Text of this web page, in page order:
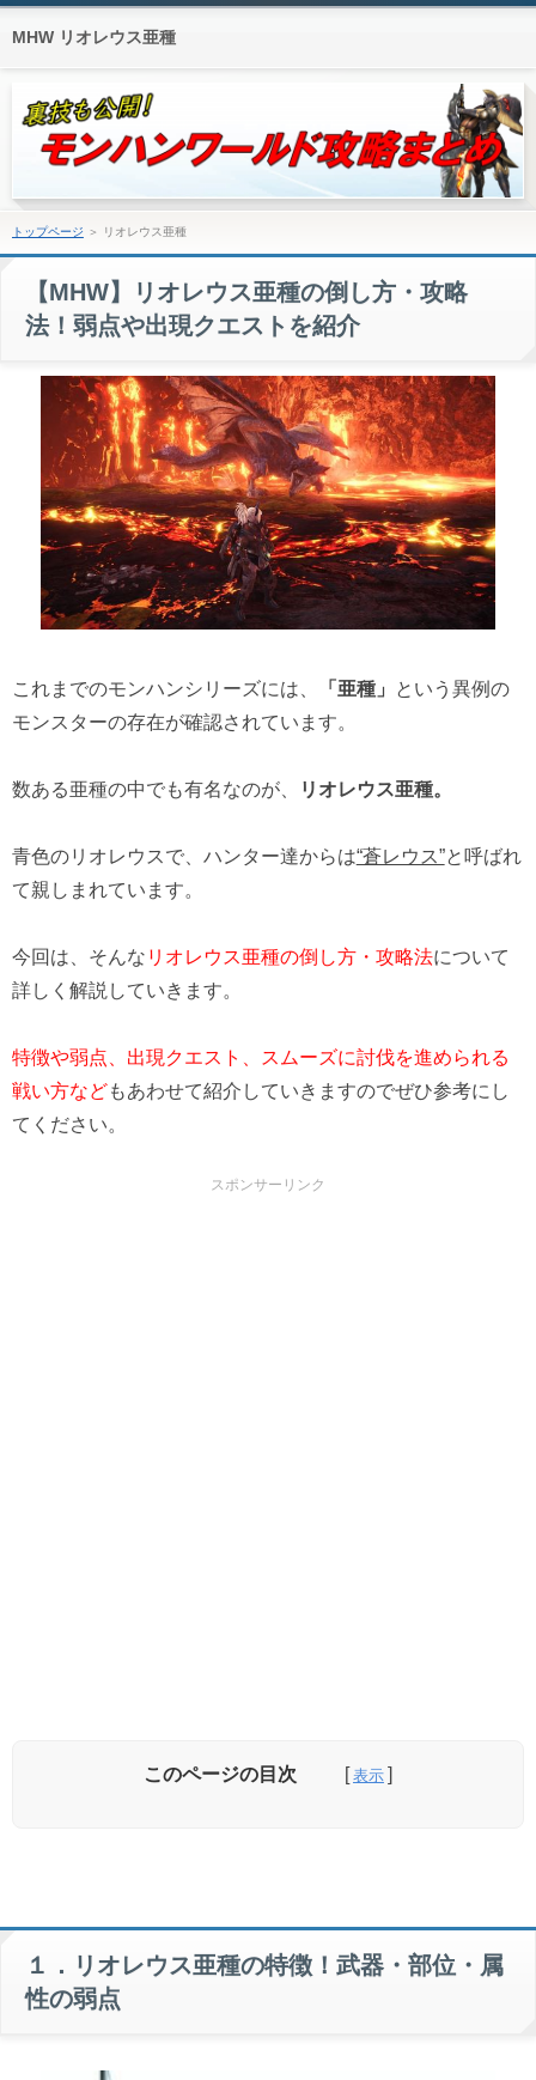
MHW リオレウス亜種
トップページ ＞ リオレウス亜種
【MHW】リオレウス亜種の倒し方・攻略
法！弱点や出現クエストを紹介
これまでのモンハンシリーズには、 「亜種」
という異例の
モンスターの存在が確認されています。
数ある亜種の中でも有名なのが、 リオレウス亜種。
青色のリオレウスで、ハンター達からは“蒼レウス”と呼ばれ
て親しまれています。
今回は、そんな リオレウス亜種の倒し方・攻略法について
詳しく解説していきます。
特徴や弱点、出現クエスト、スムーズに討伐を進められる
戦い方などもあわせて紹介していきますのでぜひ参考にし
てください。
スポンサーリンク
このページの目次
②リオレウス亜種の弱点武器
③リオレウス亜種の弱点属性
１．リオレウス亜種の特徴！武器・部位・属
性の弱点